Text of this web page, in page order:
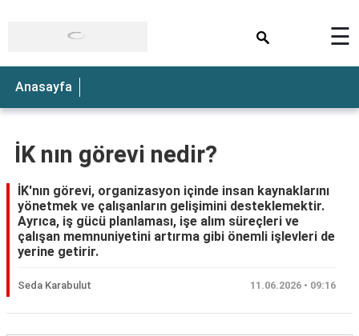
☰
Anasayfa
İK nın görevi nedir?
İK'nın görevi, organizasyon içinde insan kaynaklarını
yönetmek ve çalışanların gelişimini desteklemektir.
Ayrıca, iş gücü planlaması, işe alım süreçleri ve
çalışan memnuniyetini artırma gibi önemli işlevleri de
yerine getirir.
Seda Karabulut 11.06.2026 • 09:16